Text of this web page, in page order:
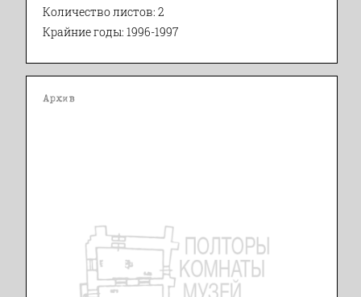
Количество листов: 2
Крайние годы: 1996-1997
Архив